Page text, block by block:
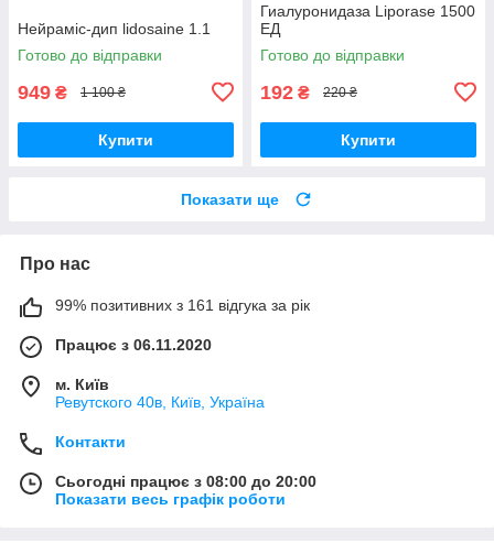
Нейраміс-дип lidosaine 1.1
Готово до відправки
949 ₴ 1 100 ₴
Купити
Гиалуронидаза Liporase 1500
ЕД
Готово до відправки
192 ₴ 220 ₴
Купити
Показати ще
Про нас
99% позитивних з 161 відгука за рік
Працює з 06.11.2020
м. Київ
Ревутского 40в, Київ, Україна
Контакти
Сьогодні працює з 08:00 до 20:00
Показати весь графік роботи